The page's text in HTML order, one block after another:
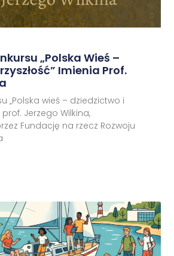
„Polska Wieś –
Imienia Prof.
„Polska wieś – dziedzictwo i
Jerzego Wilkina,
Fundację na rzecz Rozwoju